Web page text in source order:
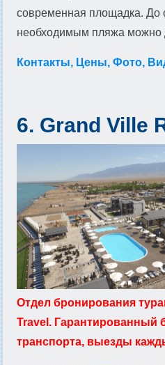
современная площадка. До
необходимым пляжа можно
Контакты, Цены, Фото,
6. Grand Ville
Отдел бронирования
Travel. Гарантированный
транспорта, выезды